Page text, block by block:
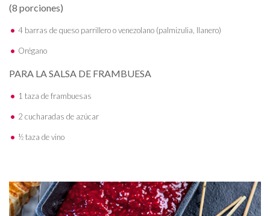
(8 porciones)
4 barras de queso parrillero o venezolano (palmizulia, llanero)
Orégano
PARA LA SALSA DE FRAMBUESA
1 taza de frambuesas
2 cucharadas de azúcar
½ taza de vino